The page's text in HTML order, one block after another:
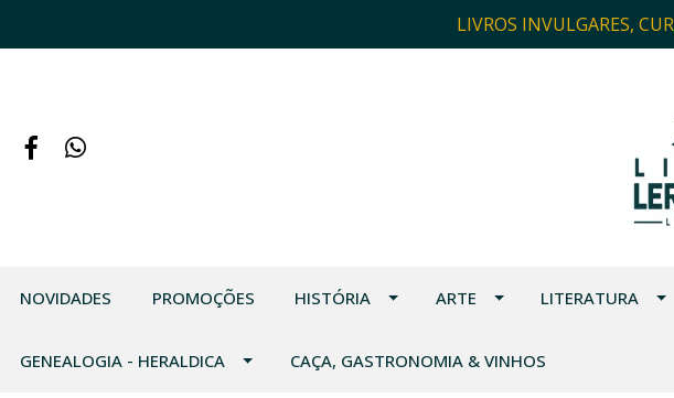
LIVROS INVULGARES,
NOVIDADES PROMOÇÕES HISTÓRIA ARTE LITERATURA
GENEALOGIA - HERALDICA CAÇA, GASTRONOMIA & VINHOS